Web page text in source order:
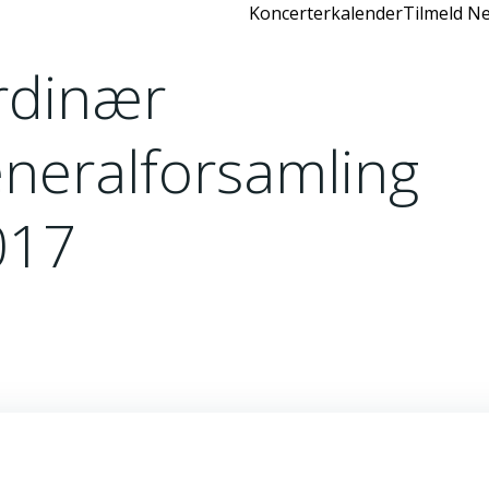
KoncerterkalenderTilmeld